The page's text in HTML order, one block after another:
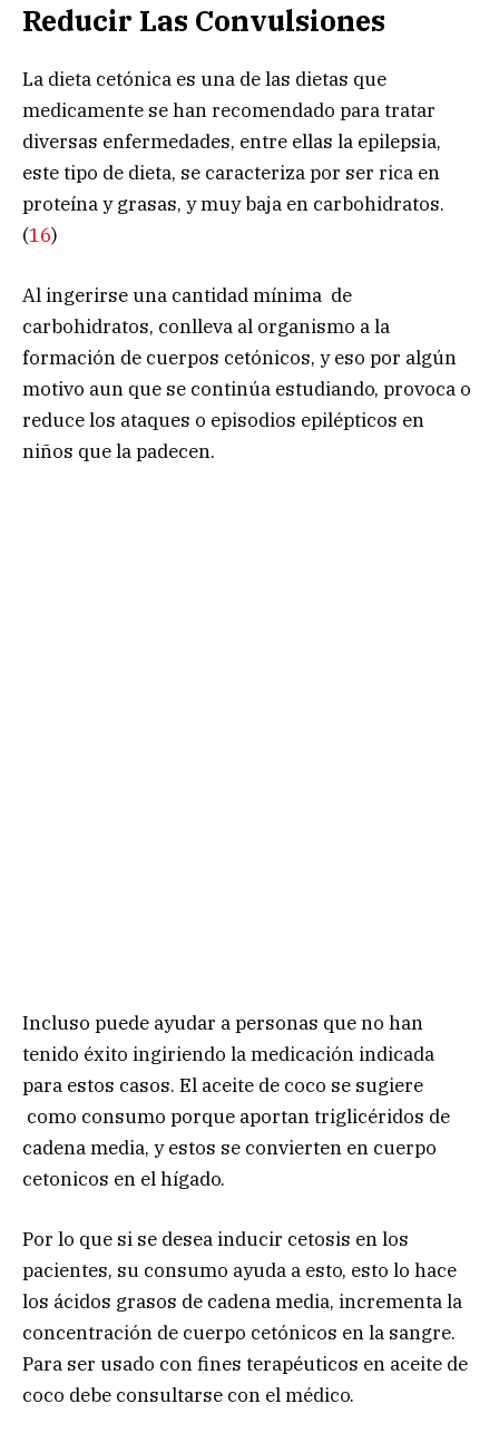
Reducir Las Convulsiones
La dieta cetónica es una de las dietas que
medicamente se han recomendado para tratar
diversas enfermedades, entre ellas la epilepsia,
este tipo de dieta, se caracteriza por ser rica en
proteína y grasas, y muy baja en carbohidratos.
(16)
Al ingerirse una cantidad mínima de
carbohidratos, conlleva al organismo a la
formación de cuerpos cetónicos, y eso por algún
motivo aun que se continúa estudiando, provoca o
reduce los ataques o episodios epilépticos en
niños que la padecen.
Incluso puede ayudar a personas que no han
tenido éxito ingiriendo la medicación indicada
para estos casos. El aceite de coco se sugiere
como consumo porque aportan triglicéridos de
cadena media, y estos se convierten en cuerpo
cetonicos en el hígado.
Por lo que si se desea inducir cetosis en los
pacientes, su consumo ayuda a esto, esto lo hace
los ácidos grasos de cadena media, incrementa la
concentración de cuerpo cetónicos en la sangre.
Para ser usado con fines terapéuticos en aceite de
coco debe consultarse con el médico.